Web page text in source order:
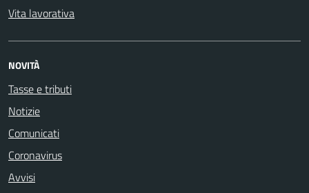
Vita lavorativa
NOVITÀ
Tasse e tributi
Notizie
Comunicati
Coronavirus
Avvisi